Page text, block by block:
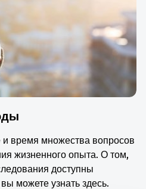
время множества вопросов
жизненного опыта. О том,
доступны
можете узнать здесь.